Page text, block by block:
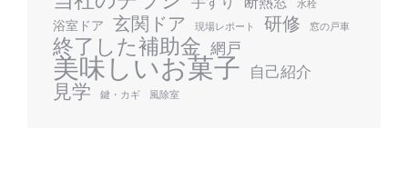
水栓
浴室ドア 玄関ドア 現場レポート 研修 窓の戸車
終了した補助金 網戸
美味しいお菓子 自己紹介
見学 鍵・カギ 風除室